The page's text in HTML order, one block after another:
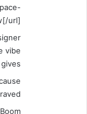
url]!
vibe
Boom.